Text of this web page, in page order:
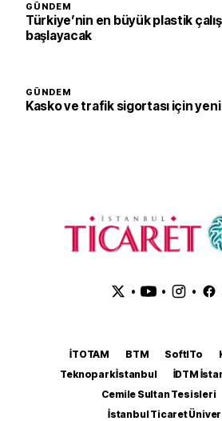
GÜNDEM
Türkiye’nin en büyük plastik
başlayacak
GÜNDEM
Kasko ve trafik sigortası için
• • •
İTOTAM BTM SoftITo
Teknopark İstanbul
İDTM
Cemile Sultan Tesisleri
İstanbul Ticaret